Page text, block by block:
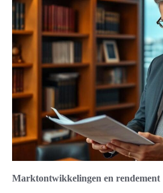
Marktontwikkelingen en rendement